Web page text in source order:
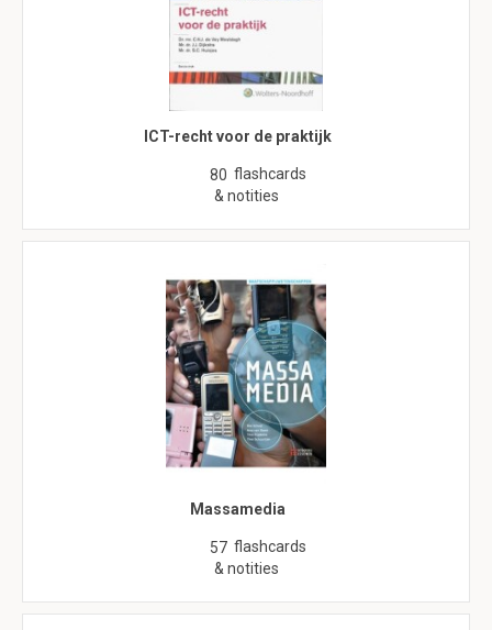
ICT-recht voor de praktijk
80 flashcards
& notities
Massamedia
57 flashcards
& notities